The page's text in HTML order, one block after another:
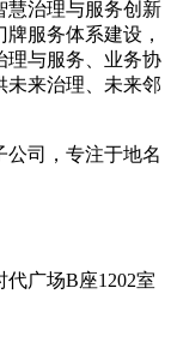
慧治理与服务创新
服务体系建设，
理与服务、业务协
未来治理、未来邻
公司，专注于地名
广场B座1202室